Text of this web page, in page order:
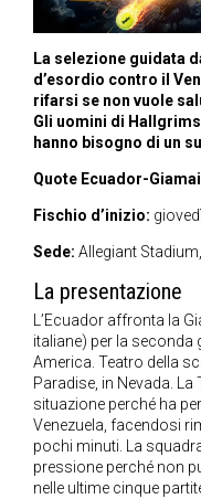
La selezione guidata
d’esordio contro il
rifarsi se non vuole
Gli uomini di
hanno bisogno di un
Quote Ecuador-
Fischio d’inizio:
Sede: Allegiant
La presentazione
L’Ecuador affronta la
italiane) per la seconda
America. Teatro della
Paradise, in Nevada.
situazione perché ha
Venezuela, facendosi
pochi minuti. La
pressione perché non
nelle ultime cinque